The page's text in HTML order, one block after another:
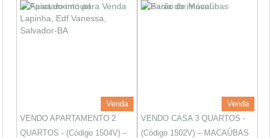
Venda
VENDO APARTAMENTO 2
QUARTOS - (Código 1504V) –
Venda
VENDO CASA 3 QUARTOS -
(Código 1502V) – MACAÚBAS